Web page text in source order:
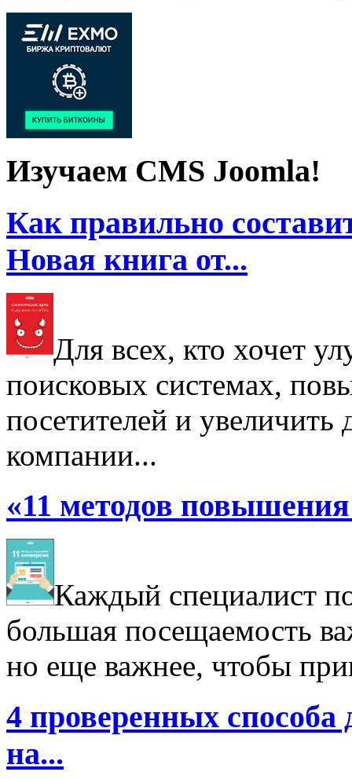
Изучаем CMS Joomla!
Как правильно
Новая книга от...
Для всех, кто хочет
поисковых системах,
посетителей и увеличить
компании...
«11 методов
Каждый специалист
большая посещаемость
но еще важнее, чтобы
4 проверенных
на...